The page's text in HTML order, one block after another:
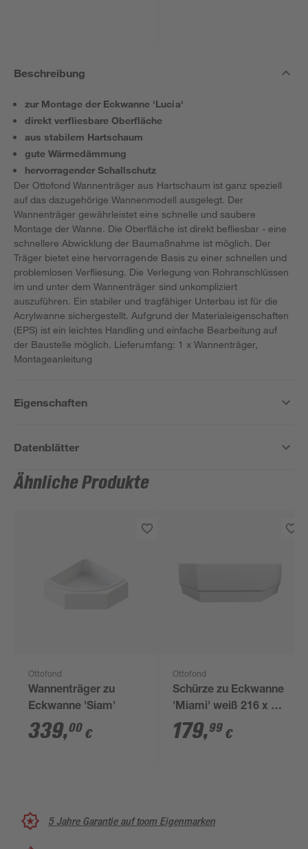
Beschreibung
zur Montage der Eckwanne 'Lucia'
direkt verfliesbare Oberfläche
aus stabilem Hartschaum
gute Wärmedämmung
hervorragender Schallschutz
Der Ottofond Wannenträger aus Hartschaum ist ganz speziell
auf das dazugehörige Wannenmodell ausgelegt. Der
Wannenträger gewährleistet eine schnelle und saubere
Montage der Wanne. Die Oberfläche ist direkt befliesbar - eine
schnellere Abwicklung der Baumaßnahme ist möglich. Der
Träger bietet eine hervorragende Basis zu einer schnellen und
problemlosen Verfliesung. Die Verlegung von Rohranschlüssen
im und unter dem Wannenträger sind unkompliziert
auszuführen. Ein stabiler und tragfähiger Unterbau ist für die
Acrylwanne sichergestellt. Aufgrund der Materialeigenschaften
(EPS) ist ein leichtes Handling und einfache Bearbeitung auf
der Baustelle möglich. Lieferumfang: 1 x Wannenträger,
Montageanleitung
Eigenschaften
Datenblätter
Ähnliche Produkte
Ottofond
Wannenträger zu
Eckwanne 'Siam'
339,00 €
Ottofond
Schürze zu Eckwanne
'Miami' weiß 216 x 54
x 3 cm
179,99 €
5 Jahre Garantie auf toom Eigenmarken